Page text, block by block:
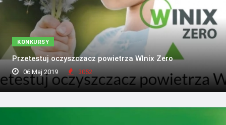
KONKURSY
Przetestuj oczyszczacz powietrza WInix Zero
06 Maj 2019 3052